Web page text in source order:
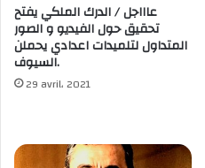
عاااجل / الدرك الملكي يفتح
تحقيق حول الفيديو و الصور
المتداول لتلميدات اعدادي يحملن
السيوف.
29 avril، 2021